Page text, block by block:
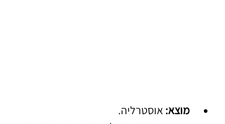
מוצא: אוסטרליה.